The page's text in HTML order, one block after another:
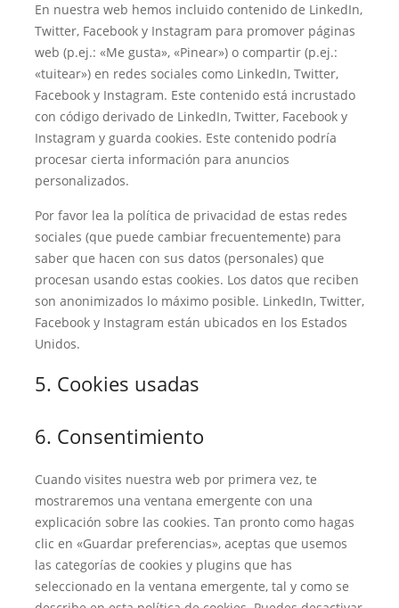
En nuestra web hemos incluido contenido de LinkedIn,
Twitter, Facebook y Instagram para promover páginas
web (p.ej.: «Me gusta», «Pinear») o compartir (p.ej.:
«tuitear») en redes sociales como LinkedIn, Twitter,
Facebook y Instagram. Este contenido está incrustado
con código derivado de LinkedIn, Twitter, Facebook y
Instagram y guarda cookies. Este contenido podría
procesar cierta información para anuncios
personalizados.
Por favor lea la política de privacidad de estas redes
sociales (que puede cambiar frecuentemente) para
saber que hacen con sus datos (personales) que
procesan usando estas cookies. Los datos que reciben
son anonimizados lo máximo posible. LinkedIn, Twitter,
Facebook y Instagram están ubicados en los Estados
Unidos.
5. Cookies usadas
6. Consentimiento
Cuando visites nuestra web por primera vez, te
mostraremos una ventana emergente con una
explicación sobre las cookies. Tan pronto como hagas
clic en «Guardar preferencias», aceptas que usemos
las categorías de cookies y plugins que has
seleccionado en la ventana emergente, tal y como se